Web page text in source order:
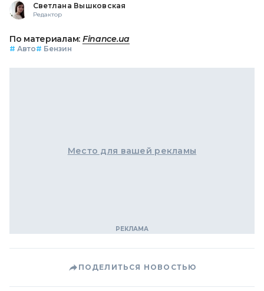
Светлана Вышковская
Редактор
По материалам: Finance.ua
# Авто# Бензин
Место для вашей рекламы
ПОДЕЛИТЬСЯ НОВОСТЬЮ